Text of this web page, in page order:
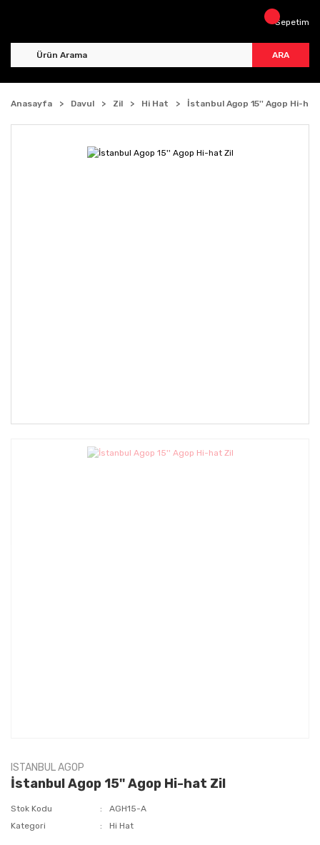
ARA
Sepetim
Anasayfa Davul Zil Hi Hat İstanbul Agop 15'' Agop Hi-hat
ISTANBUL AGOP
İstanbul Agop 15'' Agop Hi-hat Zil
Stok Kodu
AGH15-A
Kategori
Hi Hat